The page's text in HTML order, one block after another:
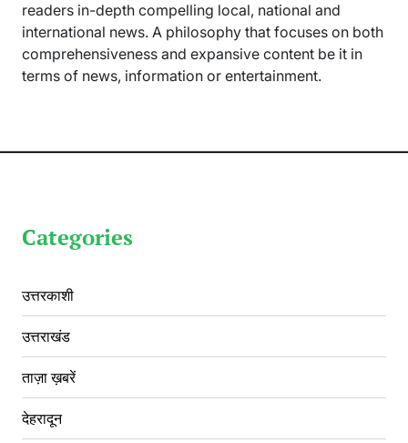
readers in-depth compelling local, national and
international news. A philosophy that focuses on both
comprehensiveness and expansive content be it in
terms of news, information or entertainment.
Categories
उत्तरकाशी
उत्तराखंड
ताज़ा ख़बरें
देहरादून